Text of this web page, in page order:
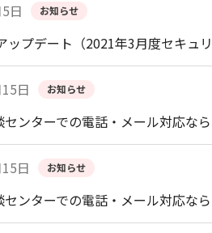
日 お知らせ
ップデート（2021年3月度セキュ
日 お知らせ
センターでの電話・メール対応な
日 お知らせ
センターでの電話・メール対応な